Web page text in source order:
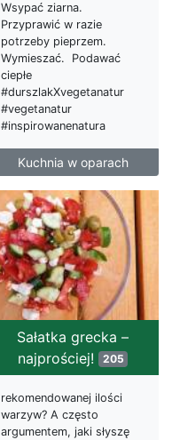
Wsypać ziarna.
Przyprawić w razie
potrzeby pieprzem.
Wymieszać. Podawać
ciepłe
#durszlakXvegetanatur
#vegetanatur
#inspirowanenatura
Kuchnia w oparach
Sałatka grecka –
najprościej!
205
rekomendowanej ilości
warzyw? A często
argumentem, jaki słyszę